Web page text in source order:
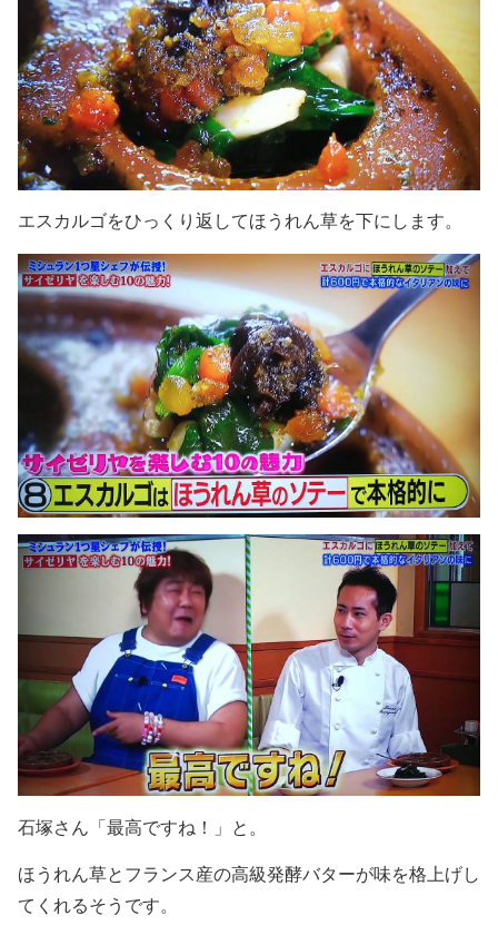
エスカルゴをひっくり返してほうれん草を下にします。
石塚さん「最高ですね！」と。
ほうれん草とフランス産の高級発酵バターが味を格上げし
てくれるそうです。